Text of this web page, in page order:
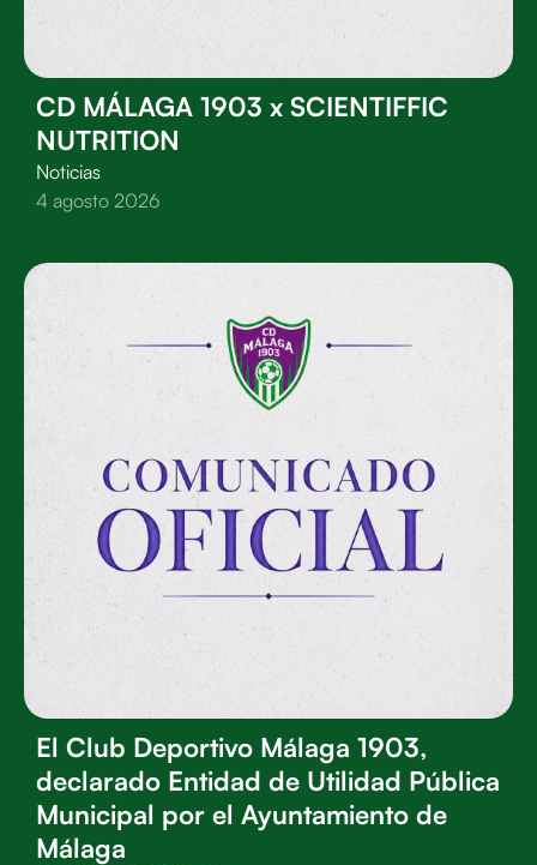
CD MÁLAGA 1903 x SCIENTIFFIC
NUTRITION
Noticias
4 agosto 2026
El Club Deportivo Málaga 1903,
declarado Entidad de Utilidad Pública
Municipal por el Ayuntamiento de
Málaga